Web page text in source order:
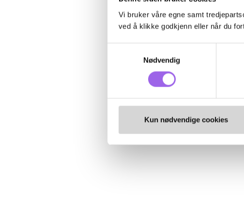
Vi bruker våre egne samt
ved å klikke godkjenn eller når du
Nødvendig
Kun nødvendige cookies